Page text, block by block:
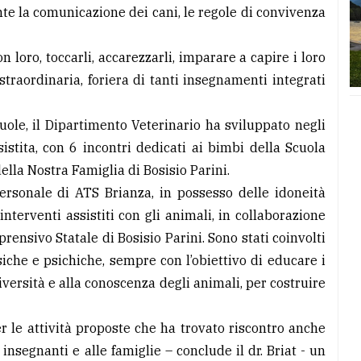
la comunicazione dei cani, le regole di convivenza
loro, toccarli, accarezzarli, imparare a capire i loro
foriera di tanti insegnamenti integrati
il Dipartimento Veterinario ha sviluppato negli
con 6 incontri dedicati ai bimbi della Scuola
Nostra Famiglia di Bosisio Parini.
di ATS Brianza, in possesso delle idoneità
assistiti con gli animali, in collaborazione
Statale di Bosisio Parini. Sono stati coinvolti
e psichiche, sempre con l’obiettivo di educare i
e alla conoscenza degli animali, per costruire
le attività proposte che ha trovato riscontro anche
e alle famiglie – conclude il dr. Briat - un